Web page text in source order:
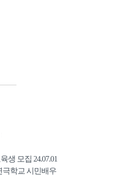
생 모집 24.07.01
극학교 시민배우